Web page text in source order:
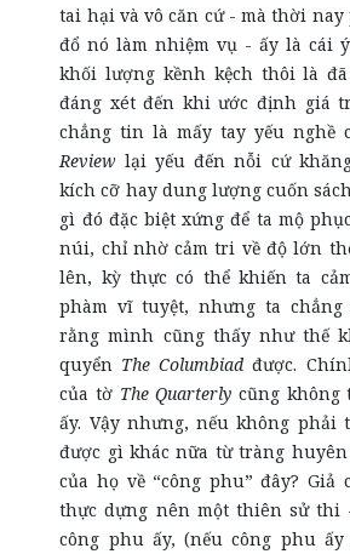
tai hại và vô căn cứ - mà thời
đổ nó làm nhiệm vụ - ấy là cái
khối lượng kềnh kệch thôi là
đáng xét đến khi ước định giá
chẳng tin là mấy tay yếu nghề
Reviewlại yếu đến nỗi cứ
kích cỡ hay dung lượng cuốn
gì đó đặc biệt xứng để ta mộ
núi, chỉ nhờ cảm tri về độ lớn
lên, kỳ thực có thể khiến ta
phàm vĩ tuyệt, nhưng ta
rằng mình cũng thấy như thế
quyển The Columbiad được.
của tờ The Quarterly cũng không
ấy. Vậy nhưng, nếu không phải
được gì khác nữa từ tràng
của họ về “công phu” đây? Giả
thực dựng nên một thiên sử thi
công phu ấy, (nếu công phu